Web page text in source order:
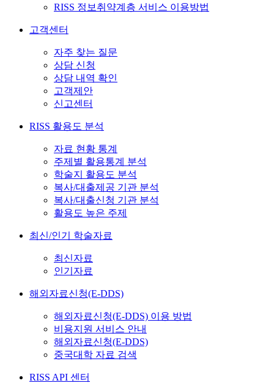
RISS 정보취약계층 서비스 이용방법
고객센터
자주 찾는 질문
상담 신청
상담 내역 확인
고객제안
신고센터
RISS 활용도 분석
자료 현황 통계
주제별 활용통계 분석
학술지 활용도 분석
복사/대출제공 기관 분석
복사/대출신청 기관 분석
활용도 높은 주제
최신/인기 학술자료
최신자료
인기자료
해외자료신청(E-DDS)
해외자료신청(E-DDS) 이용 방법
비용지원 서비스 안내
해외자료신청(E-DDS)
중국대학 자료 검색
RISS API 센터